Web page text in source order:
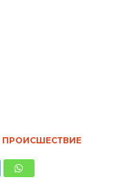
ПРОИСШЕСТВИЕ